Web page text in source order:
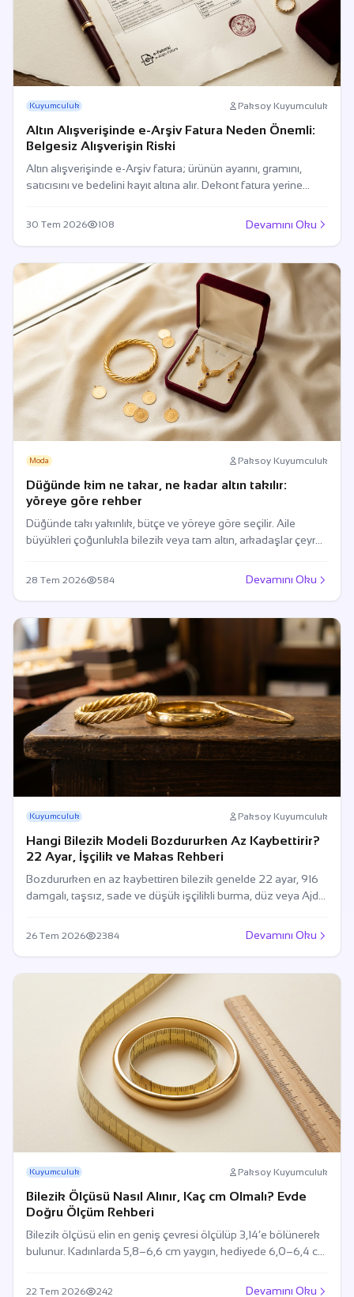
Kuyumculuk Paksoy Kuyumculuk
Altın Alışverişinde e-Arşiv Fatura Neden Önemli:
Belgesiz Alışverişin Riski
Altın alışverişinde e-Arşiv fatura; ürünün ayarını, gramını,
satıcısını ve bedelini kayıt altına alır. Dekont fatura yerine
30 Tem 2026 108 Devamını Oku
Moda Paksoy Kuyumculuk
Düğünde kim ne takar, ne kadar altın takılır:
yöreye göre rehber
Düğünde takı yakınlık, bütçe ve yöreye göre seçilir. Aile
büyükleri çoğunlukla bilezik veya tam altın, arkadaşlar çeyrek
28 Tem 2026 584 Devamını Oku
Kuyumculuk Paksoy Kuyumculuk
Hangi Bilezik Modeli Bozdururken Az Kaybettirir?
22 Ayar, İşçilik ve Makas Rehberi
Bozdururken en az kaybettiren bilezik genelde 22 ayar, 916
damgalı, taşsız, sade ve düşük işçilikli burma, düz veya Ajda
26 Tem 2026 2384 Devamını Oku
Kuyumculuk Paksoy Kuyumculuk
Bilezik Ölçüsü Nasıl Alınır, Kaç cm Olmalı? Evde
Doğru Ölçüm Rehberi
Bilezik ölçüsü elin en geniş çevresi ölçülüp 3,14’e bölünerek
bulunur. Kadınlarda 5,8–6,6 cm yaygın, hediyede 6,0–6,4 cm
22 Tem 2026 242 Devamını Oku